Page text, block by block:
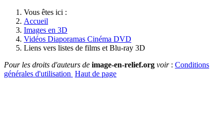
Vous êtes ici :
Accueil
Images en 3D
Vidéos Diaporamas Cinéma DVD
Liens vers listes de films et Blu-ray 3D
Pour les droits d'auteurs de image-en-relief.org voir: Conditions
générales d'utilisation Haut de page